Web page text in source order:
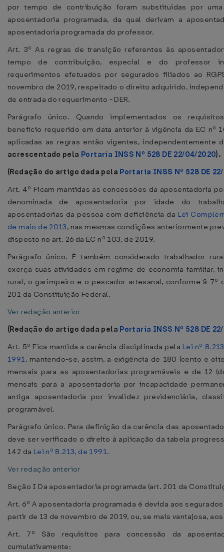
por tempo de contribuição foram substituídas por
aposentadoria programada, da qual derivam a
aposentadoria programada do professor.
Art. 3º As regras de transição referentes às
tempo de contribuição, especial e do professor
requerimentos efetuados por segurados filiados ao
novembro de 2019, respeitado o direito adquirido,
de entrada do requerimento - DER.
Parágrafo único. Quando implementados os
benefício requerido em data anterior à vigência da EC nº
aplicadas as regras então vigentes, independentemente
acrescentado pela Portaria INSS Nº 528 DE 22/04/2020).
(Redação do artigo dada pela Portaria INSS Nº 528 DE
Art. 4º Ficam mantidas as concessões da aposentadoria
denominada de aposentadoria por idade do
aposentadorias da pessoa com deficiência da Lei
de maio de 2013, nas mesmas condições anteriormente
disposto no art. 26 da EC nº 103, de 2019.
Parágrafo único. É também considerado trabalhador
exerça suas atividades em regime de economia familiar,
rural, o garimpeiro e o pescador artesanal, conforme §
201 da Constituição Federal.
Ver redação anterior
(Redação do artigo dada pela Portaria INSS Nº 528 DE
Art. 5º Fica mantida a carência disciplinada pela Lei nº
1991, mantendo-se, assim, a exigência de 180 (cento e
mensais para as aposentadorias programáveis e de 12
mensais para a aposentadoria por incapacidade
antiga aposentadoria por invalidez previdenciária,
programável.
Parágrafo único. Para definição da carência das
deve ser verificado o direito à aplicação da tabela
142 da Lei nº 8.213, de 1991.
Ver redação anterior
Seção I Da aposentadoria programada (art. 201 da
Art. 6º A aposentadoria programada é devida aos
partir de 13 de novembro de 2019, ou, se mais vantajosa,
Art. 7º São requisitos para concessão da
cumulativamente: